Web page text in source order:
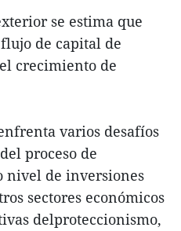
se estima que
de capital de
crecimiento de
varios desafíos
proceso de
nivel de inversiones
sectores económicos
delproteccionismo,